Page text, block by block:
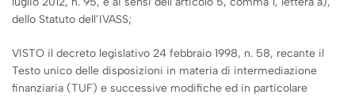
dello Statuto dell’IVASS;
VISTO il decreto legislativo 24 febbraio 1998, n. 58, recante il
Testo unico delle disposizioni in materia di intermediazione
finanziaria (TUF) e successive modifiche ed in particolare